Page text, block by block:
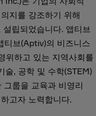
지를 강조하기 위해
립되었습니다. 앱티브
티브(Aptiv)의 비즈니스
위하고 있는 지역사회를
술, 공학 및 수학(STEM)
그룹을 교육과 비영리
고자 노력합니다.